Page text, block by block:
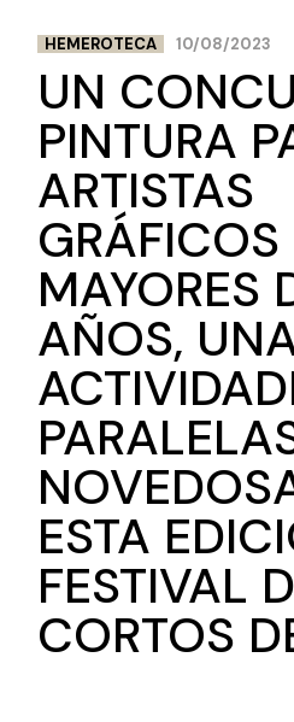
HEMEROTECA 10/08/2023
UN
PINTURA
ARTISTAS
GRÁFICOS
MAYORES
AÑOS,
ESTA
FESTIVAL
CORTOS